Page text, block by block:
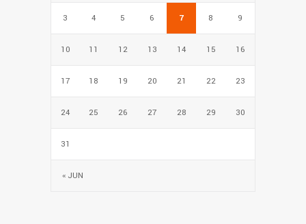
« JUN
3 4 5 6 7 8 9
10 11 12 13 14 15 16
17 18 19 20 21 22 23
24 25 26 27 28 29 30
31